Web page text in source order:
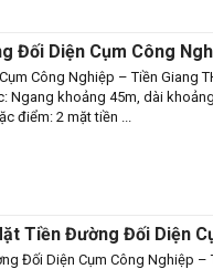
Đối Diện Cụm Công
Công Nghiệp – Tiền Giang
Ngang khoảng 45m, dài
điểm: 2 mặt tiền ...
Tiền Đường Đối Diện
Đối Diện Cụm Công Nghiệp –